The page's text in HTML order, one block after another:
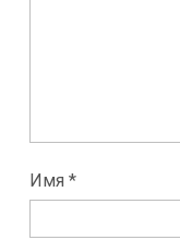
Имя *